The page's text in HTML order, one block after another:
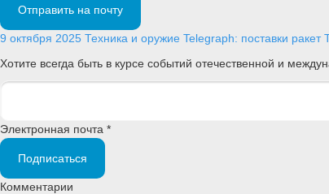
Отправить на почту
9 октября 2025 Техника и оружие Telegraph: поставки ракет
Хотите всегда быть в курсе событий отечественной и
Электронная почта *
Подписаться
Комментарии